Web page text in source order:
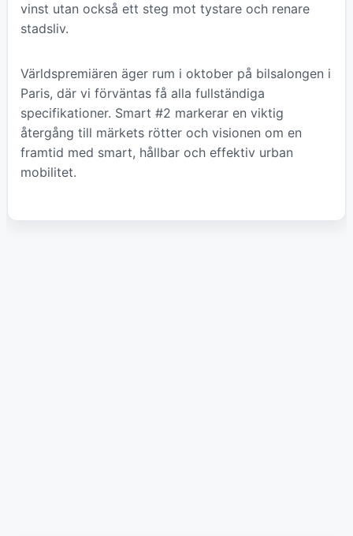
vinst utan också ett steg mot tystare och renare
stadsliv.
Världspremiären äger rum i oktober på bilsalongen i
Paris, där vi förväntas få alla fullständiga
specifikationer. Smart #2 markerar en viktig
återgång till märkets rötter och visionen om en
framtid med smart, hållbar och effektiv urban
mobilitet.